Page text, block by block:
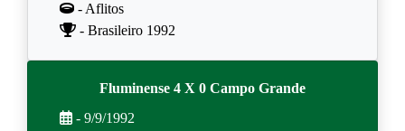
- Aflitos
- Brasileiro 1992
Fluminense 4 X 0 Campo Grande
- 9/9/1992